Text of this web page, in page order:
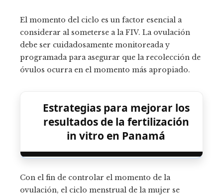
El momento del ciclo es un factor esencial a
considerar al someterse a la FIV. La ovulación
debe ser cuidadosamente monitoreada y
programada para asegurar que la recolección de
óvulos ocurra en el momento más apropiado.
Estrategias para mejorar los
resultados de la fertilización
in vitro en Panamá
Con el fin de controlar el momento de la
ovulación, el ciclo menstrual de la mujer se